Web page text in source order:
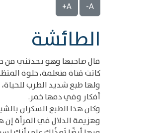
A-
A+
الطائشة
قال صاحبها وهو يحدثني من
كانت فتاة متعلمة، حلوة
ولها طبع شديد الطرب
أفكار وفي دمها خمر.
وكان هذا الطبع السكران
وهزيمة الدلال في المرأة إن